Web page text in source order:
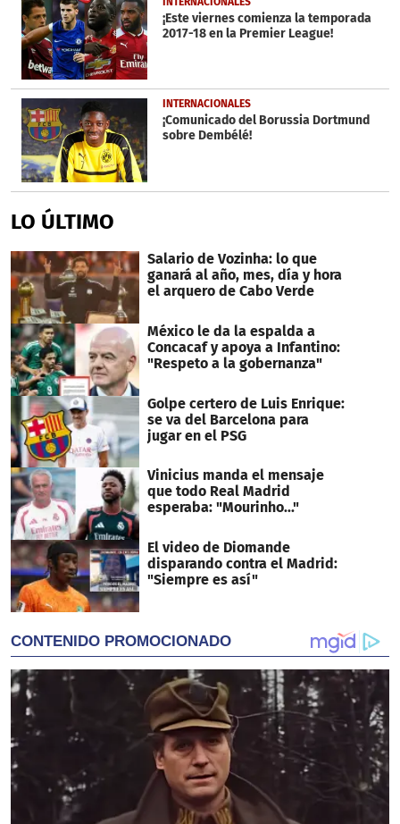
¡Este viernes comienza la temporada
2017-18 en la Premier League!
INTERNACIONALES
¡Comunicado del Borussia Dortmund
sobre Dembélé!
LO ÚLTIMO
Salario de Vozinha: lo que
ganará al año, mes, día y hora
el arquero de Cabo Verde
México le da la espalda a
Concacaf y apoya a Infantino:
"Respeto a la gobernanza"
Golpe certero de Luis Enrique:
se va del Barcelona para
jugar en el PSG
Vinicius manda el mensaje
que todo Real Madrid
esperaba: "Mourinho..."
El video de Diomande
disparando contra el Madrid:
"Siempre es así"